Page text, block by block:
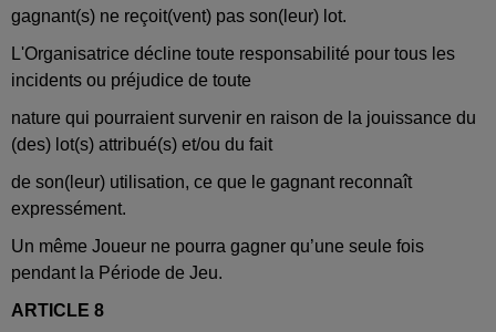
gagnant(s) ne reçoit(vent) pas son(leur) lot.
L'Organisatrice décline toute responsabilité pour tous les
incidents ou préjudice de toute
nature qui pourraient survenir en raison de la jouissance du
(des) lot(s) attribué(s) et/ou du fait
de son(leur) utilisation, ce que le gagnant reconnaît
expressément.
Un même Joueur ne pourra gagner qu’une seule fois
pendant la Période de Jeu.
ARTICLE 8